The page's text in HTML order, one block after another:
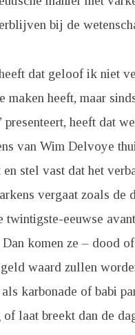
bij de
dat geloof ik niet
maken heeft, maar
presenteert, heeft dat
van Wim Delvoye
en stel vast dat het
vergaat zoals de
twintigste-eeuwse
Dan komen ze – dood
waard zullen
karbonade of babi
laat breekt dan de